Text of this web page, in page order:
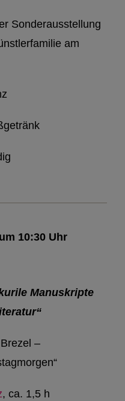
Sonderausstellung
am
10:30 Uhr
Manuskripte
–
, ca. 1,5 h